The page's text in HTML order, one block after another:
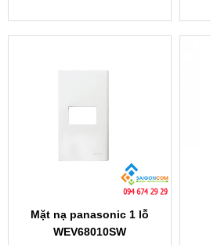
Mặt nạ panasonic 1 lỗ
WEV68010SW